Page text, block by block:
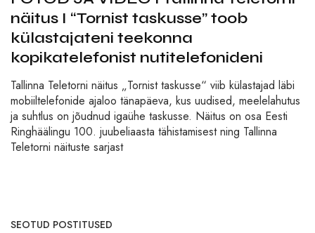
näitus I “Tornist taskusse” toob
külastajateni teekonna
kopikatelefonist nutitelefonideni
Tallinna Teletorni näitus „Tornist taskusse“ viib külastajad läbi
mobiiltelefonide ajaloo tänapäeva, kus uudised, meelelahutus
ja suhtlus on jõudnud igaühe taskusse. Näitus on osa Eesti
Ringhäälingu 100. juubeliaasta tähistamisest ning Tallinna
Teletorni näituste sarjast
SEOTUD POSTITUSED